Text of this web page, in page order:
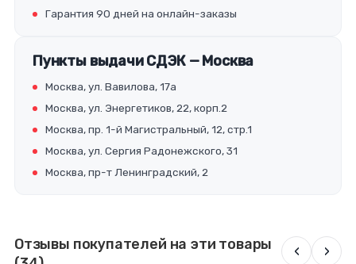
Гарантия 90 дней на онлайн-заказы
Пункты выдачи СДЭК — Москва
Москва, ул. Вавилова, 17а
Москва, ул. Энергетиков, 22, корп.2
Москва, пр. 1-й Магистральный, 12, стр.1
Москва, ул. Сергия Радонежского, 31
Москва, пр-т Ленинградский, 2
Отзывы покупателей на эти товары
‹ ›